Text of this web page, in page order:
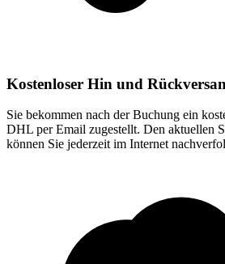
Kostenloser Hin und
Sie bekommen nach der Buchung ein
DHL per Email zugestellt. Den aktuellen
können Sie jederzeit im Internet